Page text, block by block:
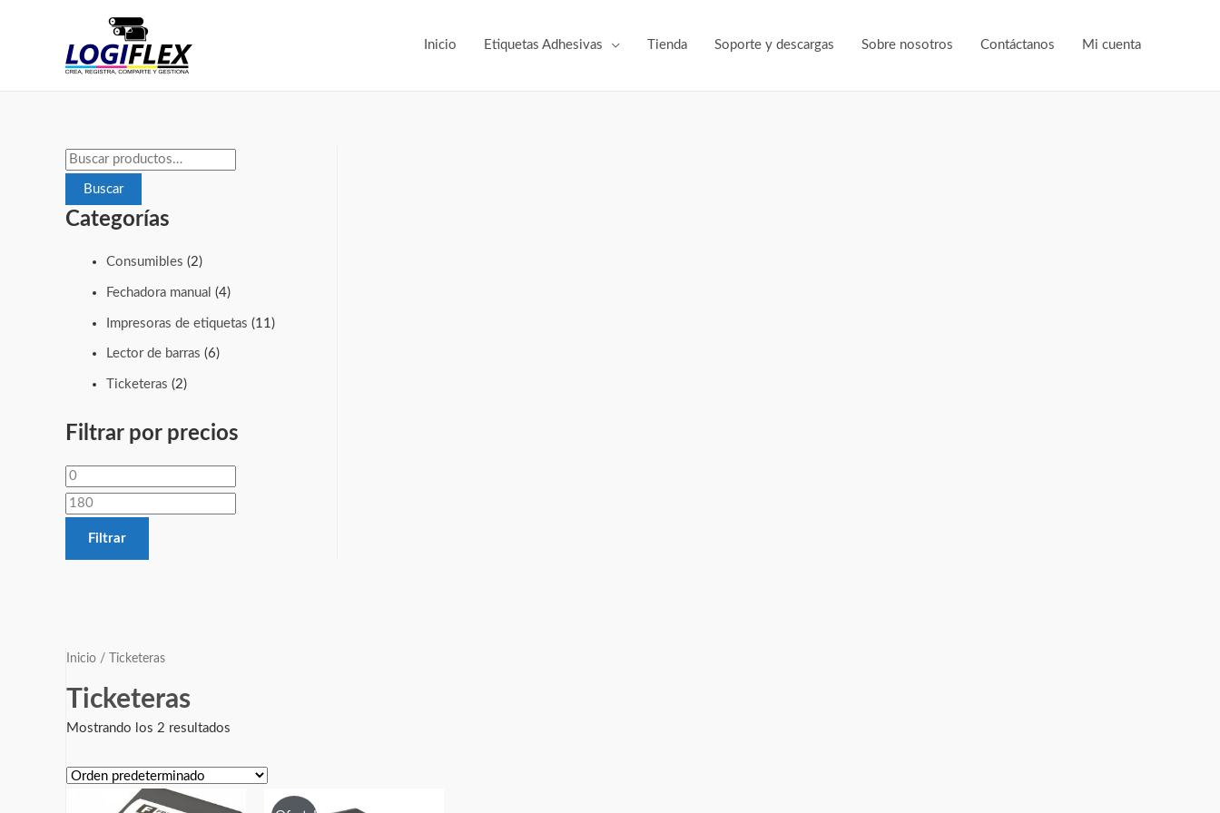
Inicio Etiquetas Adhesivas Tienda Soporte y descargas Sobre nosotros Contáctanos Mi cuenta
Buscar
Categorías
Consumibles (2)
Fechadora manual (4)
Impresoras de etiquetas (11)
Lector de barras (6)
Ticketeras (2)
Filtrar por precios
Filtrar
Inicio / Ticketeras
Ticketeras
Mostrando los 2 resultados